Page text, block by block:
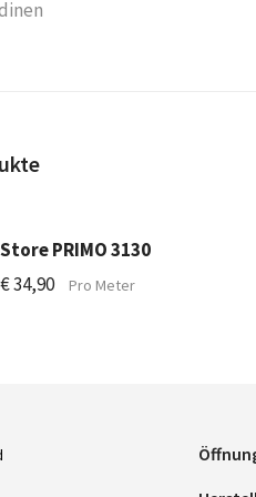
Store PRIMO 3130
€34,90 Pro Meter